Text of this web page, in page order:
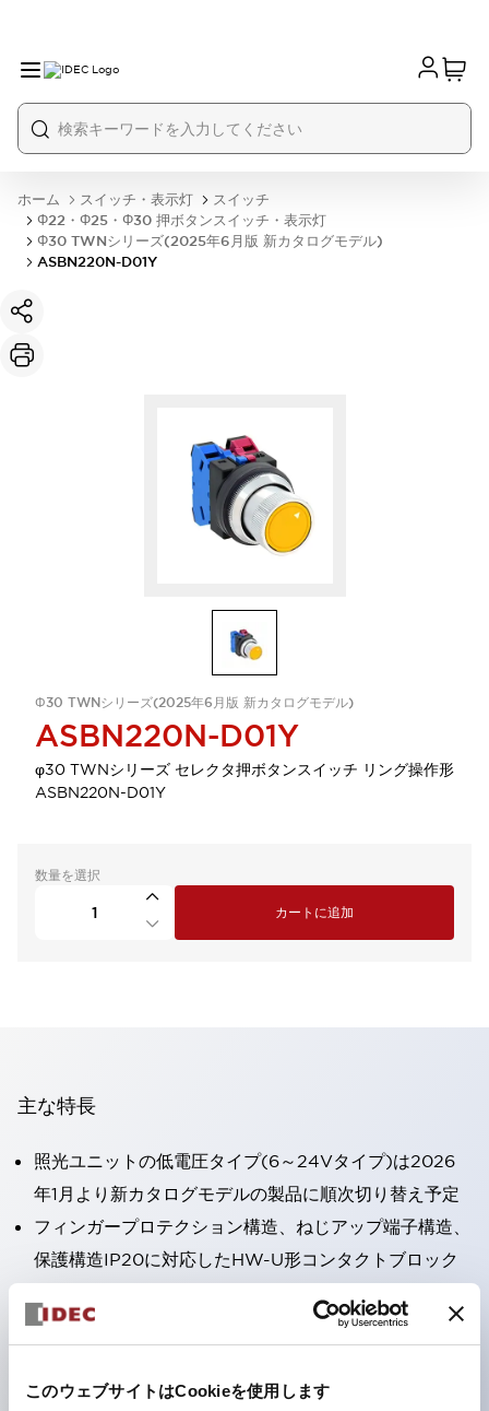
このウェブサイトはCookieを使用します
ホーム スイッチ・表示灯
スイッチ
Φ22・Φ25・Φ30 押ボタンスイッチ・表示灯
Φ30 TWNシリーズ(2025年6月版 新カタログモデル)
ASBN220N-D01Y
Φ30 TWNシリーズ(2025年6月版 新カタログモデル)
ASBN220N-D01Y
φ30 TWNシリーズ セレクタ押ボタンスイッチ リング操作形
ASBN220N-D01Y
数量を選択
カートに追加
主な特長
照光ユニットの低電圧タイプ(6～24Vタイプ)は2026
年1月より新カタログモデルの製品に順次切り替え予定
フィンガープロテクション構造、ねじアップ端子構造、
保護構造IP20に対応したHW-U形コンタクトブロック
高電圧タイプのLED球が搭載可能になり、ダイレクト
ました。